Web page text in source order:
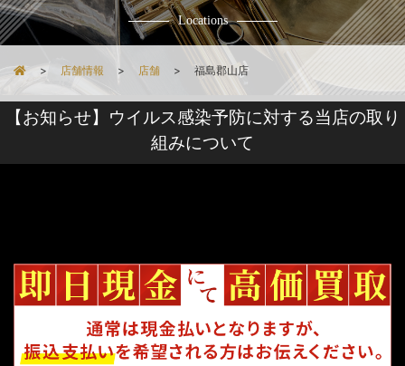
店舗情報 店舗 福島郡山店
Locations
【お知らせ】ウイルス感染予防に対する当店の取り
組みについて